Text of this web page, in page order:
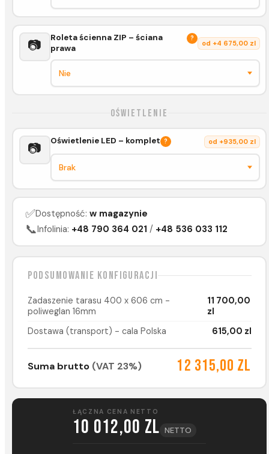
📷
Roleta ścienna ZIP – ściana
prawa
?
od +4 675,00 zl
Oświetlenie
📷 Oświetlenie LED – komplet ? od +935,00 zl
✅Dostępność: w magazynie
📞Infolinia: +48 790 364 021 / +48 536 033 112
Podsumowanie konfiguracji
Zadaszenie tarasu 400 x 606 cm -
poliweglan 16mm
11 700,00
zl
Dostawa (transport) - cala Polska
615,00 zl
Suma brutto (VAT 23%) 12 315,00 zl
ŁĄCZNA CENA NETTO
10 012,00 zl NETTO